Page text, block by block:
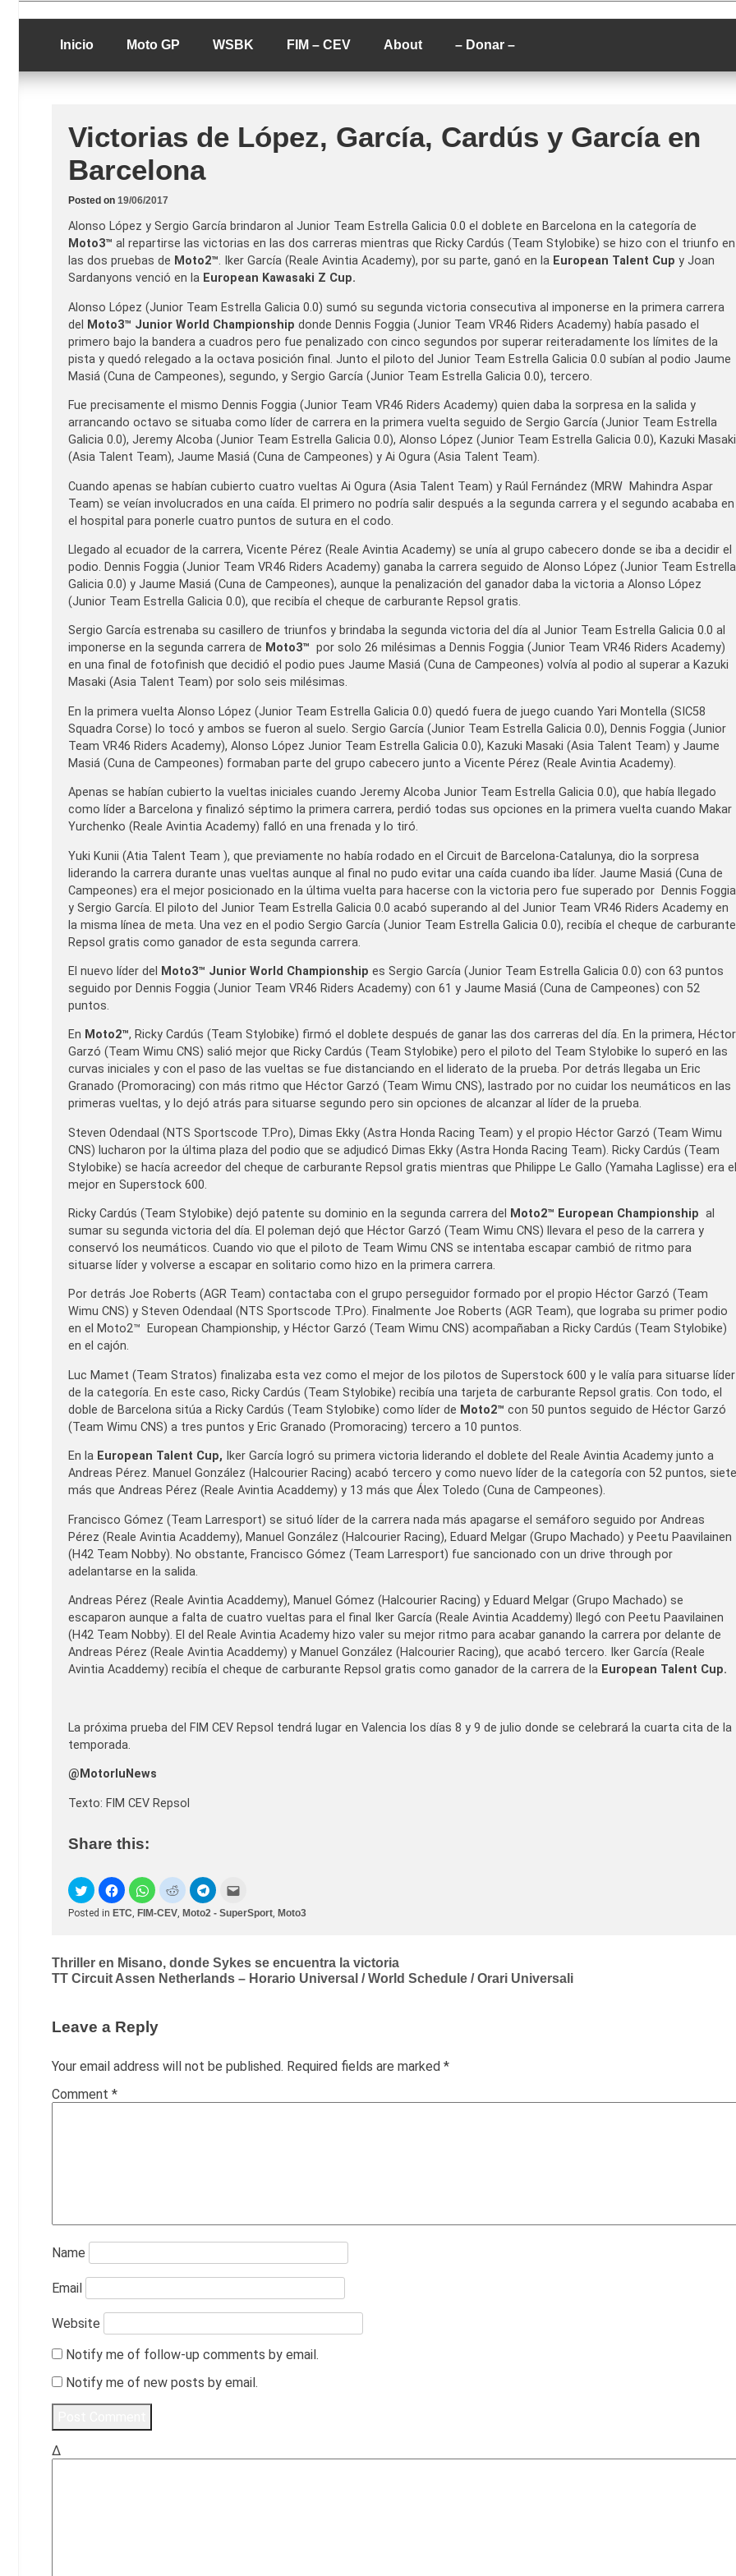
to
contentLucio Lopez GP
luciolopezgp
Inicio Moto GP WSBK FIM – CEV About – Donar –
Victorias de López, García, Cardús y García en
Barcelona
Posted on 19/06/2017
Alonso López y Sergio García brindaron al Junior Team Estrella Galicia 0.0 el doblete en Barcelona en la categoría de
Moto3™ al repartirse las victorias en las dos carreras mientras que Ricky Cardús (Team Stylobike) se hizo con el triunfo en
las dos pruebas de Moto2™. Iker García (Reale Avintia Academy), por su parte, ganó en la European Talent Cup y Joan
Sardanyons venció en la European Kawasaki Z Cup.
Alonso López (Junior Team Estrella Galicia 0.0) sumó su segunda victoria consecutiva al imponerse en la primera carrera
del
Moto3™ Junior World Championship donde Dennis Foggia (Junior Team VR46 Riders Academy) había pasado el
primero bajo la bandera a cuadros pero fue penalizado con cinco segundos por superar reiteradamente los límites de la
pista y quedó relegado a la octava posición final. Junto el piloto del Junior Team Estrella Galicia 0.0 subían al podio Jaume
Masiá (Cuna de Campeones), segundo, y Sergio García (Junior Team Estrella Galicia 0.0), tercero.
Fue precisamente el mismo Dennis Foggia (Junior Team VR46 Riders Academy) quien daba la sorpresa en la salida y
arrancando octavo se situaba como líder de carrera en la primera vuelta seguido de Sergio García (Junior Team Estrella
Galicia 0.0), Jeremy Alcoba (Junior Team Estrella Galicia 0.0), Alonso López (Junior Team Estrella Galicia 0.0), Kazuki Masaki
(Asia Talent Team), Jaume Masiá (Cuna de Campeones) y Ai Ogura (Asia Talent Team).
Cuando apenas se habían cubierto cuatro vueltas Ai Ogura (Asia Talent Team) y Raúl Fernández (MRW Mahindra Aspar
Team) se veían involucrados en una caída. El primero no podría salir después a la segunda carrera y el segundo acababa en
el hospital para ponerle cuatro puntos de sutura en el codo.
Llegado al ecuador de la carrera, Vicente Pérez (Reale Avintia Academy) se unía al grupo cabecero donde se iba a decidir el
podio. Dennis Foggia (Junior Team VR46 Riders Academy) ganaba la carrera seguido de Alonso López (Junior Team Estrella
Galicia 0.0) y Jaume Masiá (Cuna de Campeones), aunque la penalización del ganador daba la victoria a Alonso López
(Junior Team Estrella Galicia 0.0), que recibía el cheque de carburante Repsol gratis.
Sergio García estrenaba su casillero de triunfos y brindaba la segunda victoria del día al Junior Team Estrella Galicia 0.0 al
imponerse en la segunda carrera de Moto3™ por solo 26 milésimas a Dennis Foggia (Junior Team VR46 Riders Academy)
en una final de fotofinish que decidió el podio pues Jaume Masiá (Cuna de Campeones) volvía al podio al superar a Kazuki
Masaki (Asia Talent Team) por solo seis milésimas.
En la primera vuelta Alonso López (Junior Team Estrella Galicia 0.0) quedó fuera de juego cuando Yari Montella (SIC58
Squadra Corse) lo tocó y ambos se fueron al suelo. Sergio García (Junior Team Estrella Galicia 0.0), Dennis Foggia (Junior
Team VR46 Riders Academy), Alonso López Junior Team Estrella Galicia 0.0), Kazuki Masaki (Asia Talent Team) y Jaume
Masiá (Cuna de Campeones) formaban parte del grupo cabecero junto a Vicente Pérez (Reale Avintia Academy).
Apenas se habían cubierto la vueltas iniciales cuando Jeremy Alcoba Junior Team Estrella Galicia 0.0), que había llegado
como líder a Barcelona y finalizó séptimo la primera carrera, perdió todas sus opciones en la primera vuelta cuando Makar
Yurchenko (Reale Avintia Academy) falló en una frenada y lo tiró.
Yuki Kunii (Atia Talent Team ), que previamente no había rodado en el Circuit de Barcelona-Catalunya, dio la sorpresa
liderando la carrera durante unas vueltas aunque al final no pudo evitar una caída cuando iba líder. Jaume Masiá (Cuna de
Campeones) era el mejor posicionado en la última vuelta para hacerse con la victoria pero fue superado por Dennis Foggia
y Sergio García. El piloto del Junior Team Estrella Galicia 0.0 acabó superando al del Junior Team VR46 Riders Academy en
la misma línea de meta. Una vez en el podio Sergio García (Junior Team Estrella Galicia 0.0), recibía el cheque de carburante
Repsol gratis como ganador de esta segunda carrera.
El nuevo líder del Moto3™ Junior World Championship es Sergio García (Junior Team Estrella Galicia 0.0) con 63 puntos
seguido por Dennis Foggia (Junior Team VR46 Riders Academy) con 61 y Jaume Masiá (Cuna de Campeones) con 52
puntos.
En Moto2™, Ricky Cardús (Team Stylobike) firmó el doblete después de ganar las dos carreras del día. En la primera, Héctor
Garzó (Team Wimu CNS) salió mejor que Ricky Cardús (Team Stylobike) pero el piloto del Team Stylobike lo superó en las
curvas iniciales y con el paso de las vueltas se fue distanciando en el liderato de la prueba. Por detrás llegaba un Eric
Granado (Promoracing) con más ritmo que Héctor Garzó (Team Wimu CNS), lastrado por no cuidar los neumáticos en las
primeras vueltas, y lo dejó atrás para situarse segundo pero sin opciones de alcanzar al líder de la prueba.
Steven Odendaal (NTS Sportscode T.Pro), Dimas Ekky (Astra Honda Racing Team) y el propio Héctor Garzó (Team Wimu
CNS) lucharon por la última plaza del podio que se adjudicó Dimas Ekky (Astra Honda Racing Team). Ricky Cardús (Team
Stylobike) se hacía acreedor del cheque de carburante Repsol gratis mientras que Philippe Le Gallo (Yamaha Laglisse) era el
mejor en Superstock 600.
Ricky Cardús (Team Stylobike) dejó patente su dominio en la segunda carrera del Moto2™ European Championship al
sumar su segunda victoria del día. El poleman dejó que Héctor Garzó (Team Wimu CNS) llevara el peso de la carrera y
conservó los neumáticos. Cuando vio que el piloto de Team Wimu CNS se intentaba escapar cambió de ritmo para
situarse líder y volverse a escapar en solitario como hizo en la primera carrera.
Por detrás Joe Roberts (AGR Team) contactaba con el grupo perseguidor formado por el propio Héctor Garzó (Team
Wimu CNS) y Steven Odendaal (NTS Sportscode T.Pro). Finalmente Joe Roberts (AGR Team), que lograba su primer podio
en el Moto2™ European Championship, y Héctor Garzó (Team Wimu CNS) acompañaban a Ricky Cardús (Team Stylobike)
en el cajón.
Luc Mamet (Team Stratos) finalizaba esta vez como el mejor de los pilotos de Superstock 600 y le valía para situarse líder
de la categoría. En este caso, Ricky Cardús (Team Stylobike) recibía una tarjeta de carburante Repsol gratis. Con todo, el
doble de Barcelona sitúa a Ricky Cardús (Team Stylobike) como líder de Moto2™ con 50 puntos seguido de Héctor Garzó
(Team Wimu CNS) a tres puntos y Eric Granado (Promoracing) tercero a 10 puntos.
En la European Talent Cup,
Iker García logró su primera victoria liderando el doblete del Reale Avintia Academy junto a
Andreas Pérez. Manuel González (Halcourier Racing) acabó tercero y como nuevo líder de la categoría con 52 puntos, siete
más que Andreas Pérez (Reale Avintia Acaddemy) y 13 más que Álex Toledo (Cuna de Campeones).
Francisco Gómez (Team Larresport) se situó líder de la carrera nada más apagarse el semáforo seguido por Andreas
Pérez (Reale Avintia Acaddemy), Manuel González (Halcourier Racing), Eduard Melgar (Grupo Machado) y Peetu Paavilainen
(H42 Team Nobby). No obstante, Francisco Gómez (Team Larresport) fue sancionado con un drive through por
adelantarse en la salida.
Andreas Pérez (Reale Avintia Acaddemy), Manuel Gómez (Halcourier Racing) y Eduard Melgar (Grupo Machado) se
escaparon aunque a falta de cuatro vueltas para el final Iker García (Reale Avintia Acaddemy) llegó con Peetu Paavilainen
(H42 Team Nobby). El del Reale Avintia Academy hizo valer su mejor ritmo para acabar ganando la carrera por delante de
Andreas Pérez (Reale Avintia Acaddemy) y Manuel González (Halcourier Racing), que acabó tercero. Iker García (Reale
Avintia Acaddemy) recibía el cheque de carburante Repsol gratis como ganador de la carrera de la European Talent Cup.
La próxima prueba del FIM CEV Repsol tendrá lugar en Valencia los días 8 y 9 de julio donde se celebrará la cuarta cita de la
temporada.
@MotorluNews
Texto: FIM CEV Repsol
Share this:
Posted in ETC, FIM-CEV, Moto2 - SuperSport, Moto3
Post
navigation
Thriller en Misano, donde Sykes se encuentra la victoria
TT Circuit Assen Netherlands – Horario Universal / World Schedule / Orari Universali
Leave a Reply
Your email address will not be published. Required fields are marked *
Comment *
Name
Email
Website
Notify me of follow-up comments by email.
Notify me of new posts by email.
Δ